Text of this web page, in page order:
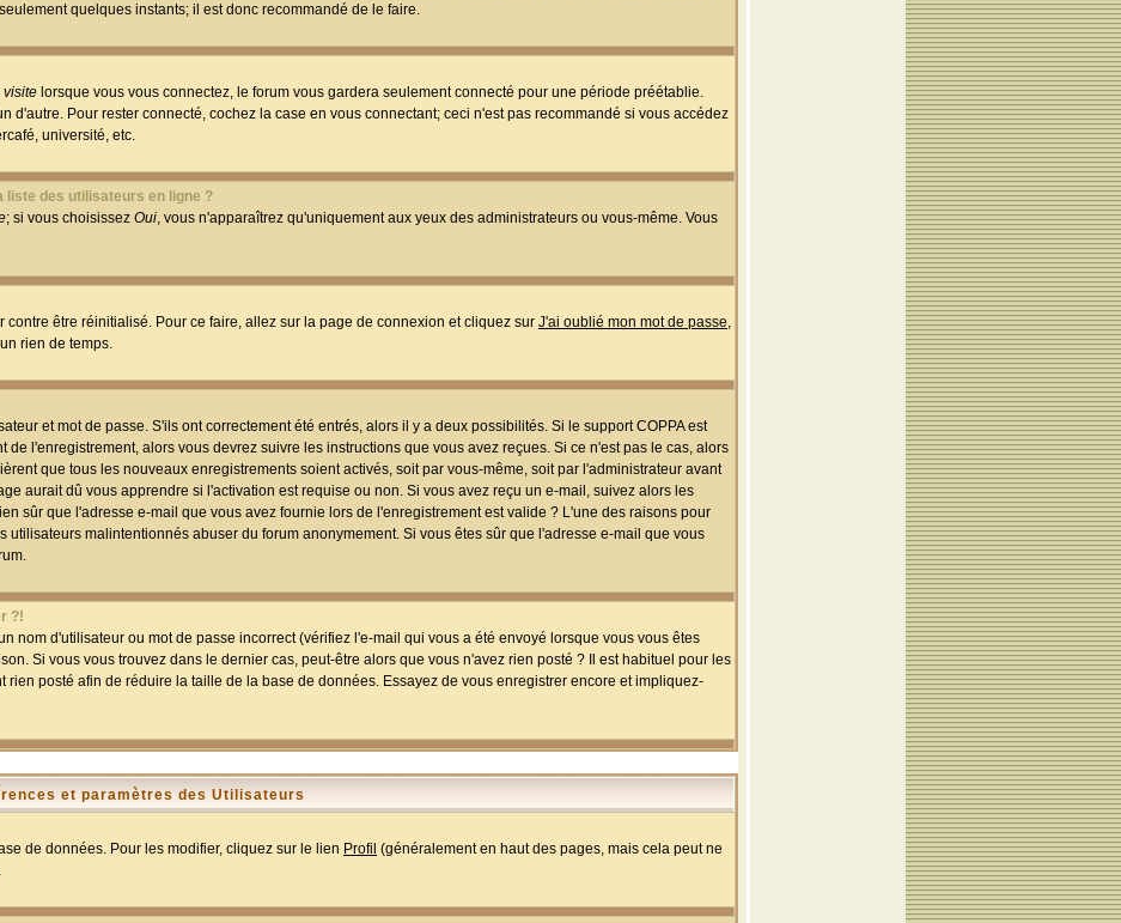
quelques instants; il est donc recommandé de le faire.
visite lorsque vous vous connectez, le forum vous gardera seulement connecté pour une période préétablie.
Pour rester connecté, cochez la case en vous connectant; ceci n'est pas recommandé si vous accédez
université, etc.
liste des utilisateurs en ligne ?
; si vous choisissez Oui, vous n'apparaîtrez qu'uniquement aux yeux des administrateurs ou vous-même. Vous
être réinitialisé. Pour ce faire, allez sur la page de connexion et cliquez sur J'ai oublié mon mot de passe,
rien de temps.
et mot de passe. S'ils ont correctement été entrés, alors il y a deux possibilités. Si le support COPPA est
de l'enregistrement, alors vous devrez suivre les instructions que vous avez reçues. Si ce n'est pas le cas, alors
que tous les nouveaux enregistrements soient activés, soit par vous-même, soit par l'administrateur avant
aurait dû vous apprendre si l'activation est requise ou non. Si vous avez reçu un e-mail, suivez alors les
sûr que l'adresse e-mail que vous avez fournie lors de l'enregistrement est valide ? L'une des raisons pour
malintentionnés abuser du forum anonymement. Si vous êtes sûr que l'adresse e-mail que vous
?!
nom d'utilisateur ou mot de passe incorrect (vérifiez l'e-mail qui vous a été envoyé lorsque vous vous êtes
Si vous vous trouvez dans le dernier cas, peut-être alors que vous n'avez rien posté ? Il est habituel pour les
posté afin de réduire la taille de la base de données. Essayez de vous enregistrer encore et impliquez-
et paramètres des Utilisateurs
de données. Pour les modifier, cliquez sur le lien Profil (généralement en haut des pages, mais cela peut ne